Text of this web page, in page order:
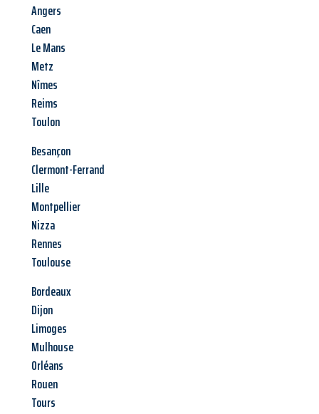
Angers
Caen
Le Mans
Metz
Nîmes
Reims
Toulon
Besançon
Clermont-Ferrand
Lille
Montpellier
Nizza
Rennes
Toulouse
Bordeaux
Dijon
Limoges
Mulhouse
Orléans
Rouen
Tours